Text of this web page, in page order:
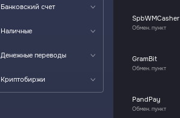
Банковский счет
Наличные
Денежные переводы
Криптобиржи
SpbWMCasher
Обмен. пункт
GramBit
Обмен. пункт
PandPay
Обмен. пункт